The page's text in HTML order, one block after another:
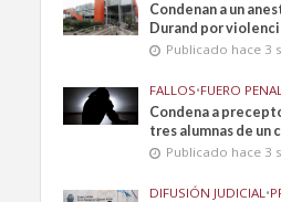
Condenan a un
Durand por
Publicado hace 3
FALLOS•FUERO
Condena a
tres alumnas de un
Publicado hace 3
DIFUSIÓN JUDICIAL•